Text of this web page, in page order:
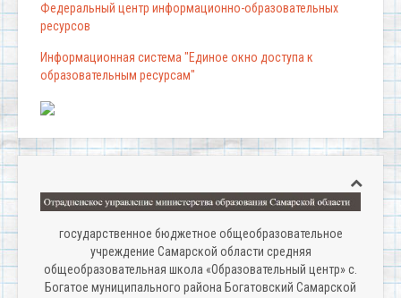
Федеральный центр информационно-образовательных
ресурсов
Информационная система "Единое окно доступа к
образовательным ресурсам"
государственное бюджетное общеобразовательное
учреждение Самарской области средняя
общеобразовательная школа «Образовательный центр» с.
Богатое муниципального района Богатовский Самарской